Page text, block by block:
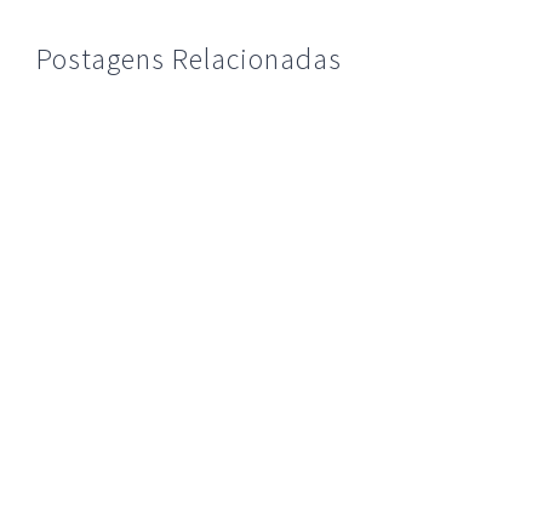
Postagens Relacionadas